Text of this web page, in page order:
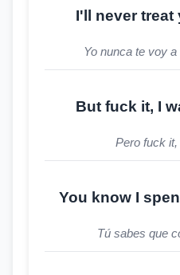
I'll never treat
Yo nunca te voy
But fuck it, I
Pero fuck
You know I
Tú sabes que